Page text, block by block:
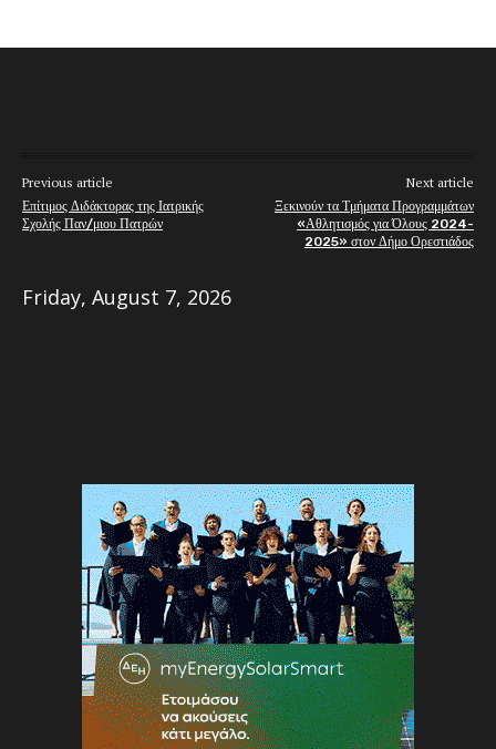
Previous article
Επίτιμος Διδάκτορας της Ιατρικής
Σχολής Παν/μιου Πατρών
Next article
Ξεκινούν τα Τμήματα Προγραμμάτων
«Αθλητισμός για Όλους 2024-
2025» στον Δήμο Ορεστιάδος
Friday, August 7, 2026